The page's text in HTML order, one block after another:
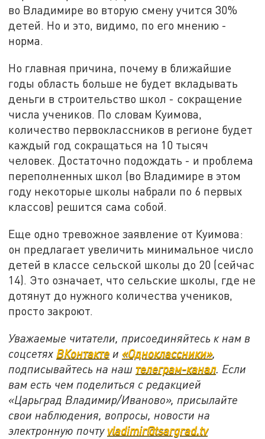
во Владимире во вторую смену учится 30%
детей. Но и это, видимо, по его мнению -
норма.
Но главная причина, почему в ближайшие
годы область больше не будет вкладывать
деньги в строительство школ - сокращение
числа учеников. По словам Куимова,
количество первоклассников в регионе будет
каждый год сокращаться на 10 тысяч
человек. Достаточно подождать - и проблема
переполненных школ (во Владимире в этом
году некоторые школы набрали по 6 первых
классов) решится сама собой.
Еще одно тревожное заявление от Куимова:
он предлагает увеличить минимальное число
детей в классе сельской школы до 20 (сейчас
14). Это означает, что сельские школы, где не
дотянут до нужного количества учеников,
просто закроют.
Уважаемые читатели, присоединяйтесь к нам в
соцсетях ВКонтакте и«Одноклассники»,
подписывайтесь на наш телеграм-канал. Если
вам есть чем поделиться с редакцией
«Царьград Владимир/Иваново», присылайте
свои наблюдения, вопросы, новости на
электронную почту vladimir@tsargrad.tv